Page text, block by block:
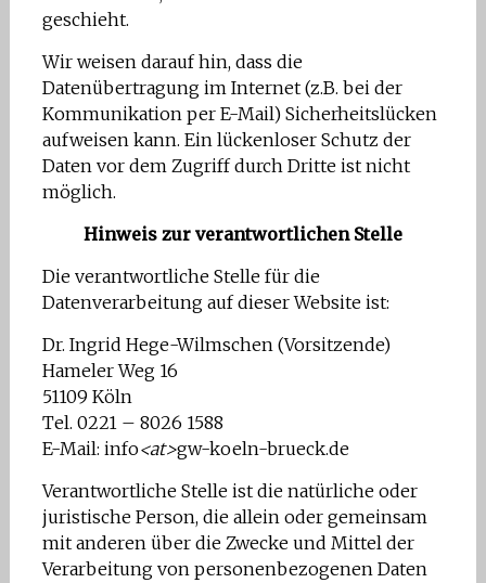
geschieht.
Wir weisen darauf hin, dass die
Datenübertragung im Internet (z.B. bei der
Kommunikation per E-Mail) Sicherheitslücken
aufweisen kann. Ein lückenloser Schutz der
Daten vor dem Zugriff durch Dritte ist nicht
möglich.
Hinweis zur verantwortlichen Stelle
Die verantwortliche Stelle für die
Datenverarbeitung auf dieser Website ist:
Dr. Ingrid Hege-Wilmschen (Vorsitzende)
Hameler Weg 16
51109 Köln
Tel. 0221 – 8026 1588
E-Mail: info<at>gw-koeln-brueck.de
Verantwortliche Stelle ist die natürliche oder
juristische Person, die allein oder gemeinsam
mit anderen über die Zwecke und Mittel der
Verarbeitung von personenbezogenen Daten